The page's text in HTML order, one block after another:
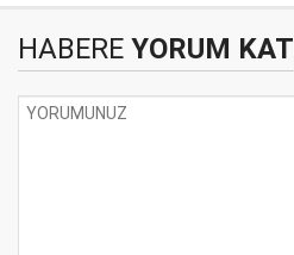
HABERE YORUM KAT